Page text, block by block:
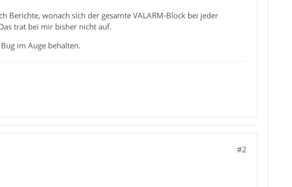
Berichte, wonach sich der gesamte VALARM-Block bei jeder
trat bei mir bisher nicht auf.
im Auge behalten.
#2